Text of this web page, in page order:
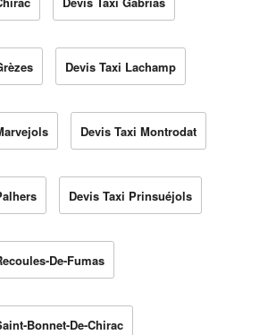
Devis Taxi Lachamp
Devis Taxi Montrodat
Devis Taxi Prinsuéjols
De-Fumas
Bonnet-De-Chirac